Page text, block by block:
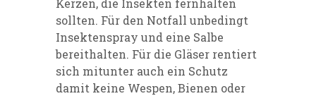
sollten. Für den Notfall unbedingt
Insektenspray und eine Salbe
bereithalten. Für die Gläser rentiert
sich mitunter auch ein Schutz
damit keine Wespen, Bienen oder